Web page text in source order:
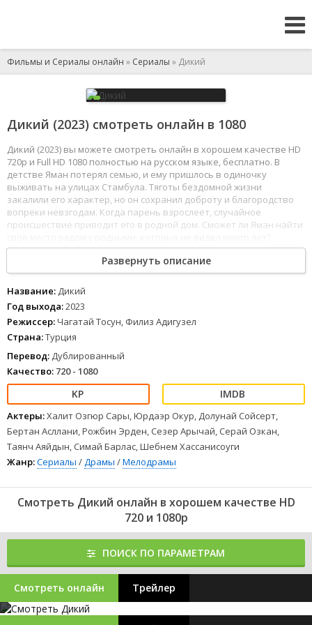
Фильмы и Сериалы онлайн » Сериалы » Дикий
Дикий (2023) смотреть онлайн в 1080
Дикий (2023) вы можете смотреть онлайн в хорошем качестве HD
720p и Full HD 1080 полностью на русском языке, бесплатно. В
детстве Яман потерял семью, и ему пришлось в одиночку
выживать на улицах Стамбула. Тяготы бездомной жизни
закалили его характер, но он сохранил доброту и благородство
вопреки невзгодам. Когда парень взрослеет, случайное
происшествие приводит его в родной дом. Сможет ли Яман найти
12345 678
Развернуть описание
Название: Дикий
Год выхода:2023
Режиссер:Чагатай Тосун, Филиз Адигузел
Страна:Турция
Перевод: Дублированный
Качество: 720 - 1080
Актеры:Халит Озгюр Сары, Юрдаэр Окур, Долунай Сойсерт,
Бертан Асллани, Рожбин Эрден, Сезер Арычай, Серай Озкан,
Таянч Аяйдын, Симай Барлас, Шебнем Хассанисоуги
Жанр:Сериалы /Драмы /Мелодрамы
Смотреть Дикий онлайн в хорошем качестве HD
720 и 1080p
ПОИСК ПО ПАРАМЕТРАМ
Смотреть онлайн Трейлер